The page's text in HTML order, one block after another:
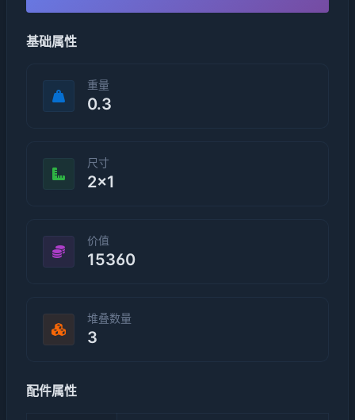
基础属性
重量
0.3
尺寸
2×1
价值
15360
堆叠数量
3
配件属性